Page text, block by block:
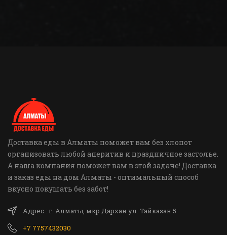
Доставка еды в Алматы поможет вам без хлопот
организовать любой аперитив и праздничное застолье.
А наша компания поможет вам в этой задаче! Доставка
и заказ еды на дом Алматы - оптимальный способ
вкусно покушать без забот!
Адрес : г. Алматы, мкр Дархан ул. Тайказан 5
+7 7757432030